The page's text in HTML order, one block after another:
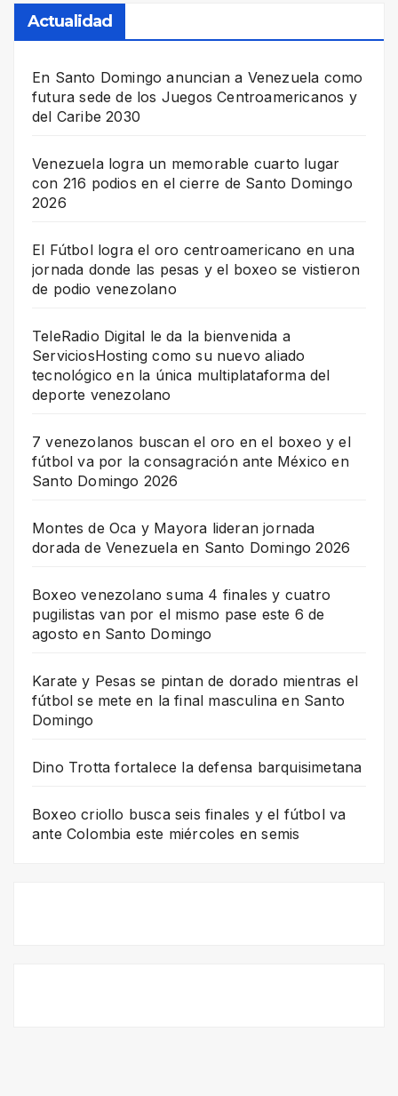
Actualidad
En Santo Domingo anuncian a Venezuela como
futura sede de los Juegos Centroamericanos y
del Caribe 2030
Venezuela logra un memorable cuarto lugar
con 216 podios en el cierre de Santo Domingo
2026
El Fútbol logra el oro centroamericano en una
jornada donde las pesas y el boxeo se vistieron
de podio venezolano
TeleRadio Digital le da la bienvenida a
ServiciosHosting como su nuevo aliado
tecnológico en la única multiplataforma del
deporte venezolano
7 venezolanos buscan el oro en el boxeo y el
fútbol va por la consagración ante México en
Santo Domingo 2026
Montes de Oca y Mayora lideran jornada
dorada de Venezuela en Santo Domingo 2026
Boxeo venezolano suma 4 finales y cuatro
pugilistas van por el mismo pase este 6 de
agosto en Santo Domingo
Karate y Pesas se pintan de dorado mientras el
fútbol se mete en la final masculina en Santo
Domingo
Dino Trotta fortalece la defensa barquisimetana
Boxeo criollo busca seis finales y el fútbol va
ante Colombia este miércoles en semis